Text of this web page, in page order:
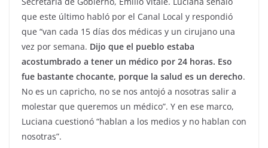
que este último habló por el Canal Local y respondió
que “van cada 15 días dos médicas y un cirujano una
vez por semana. Dijo que el pueblo estaba
acostumbrado a tener un médico por 24 horas. Eso
fue bastante chocante, porque la salud es un derecho.
No es un capricho, no se nos antojó a nosotras salir a
molestar que queremos un médico”. Y en ese marco,
Luciana cuestionó “hablan a los medios y no hablan con
nosotras”.